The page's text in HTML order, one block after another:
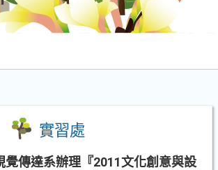
實習處
覺傳達系辦理『2011文化創意與設